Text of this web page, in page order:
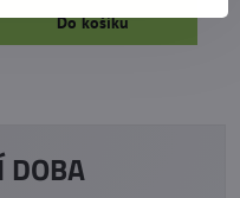
Do košíku
DOBA